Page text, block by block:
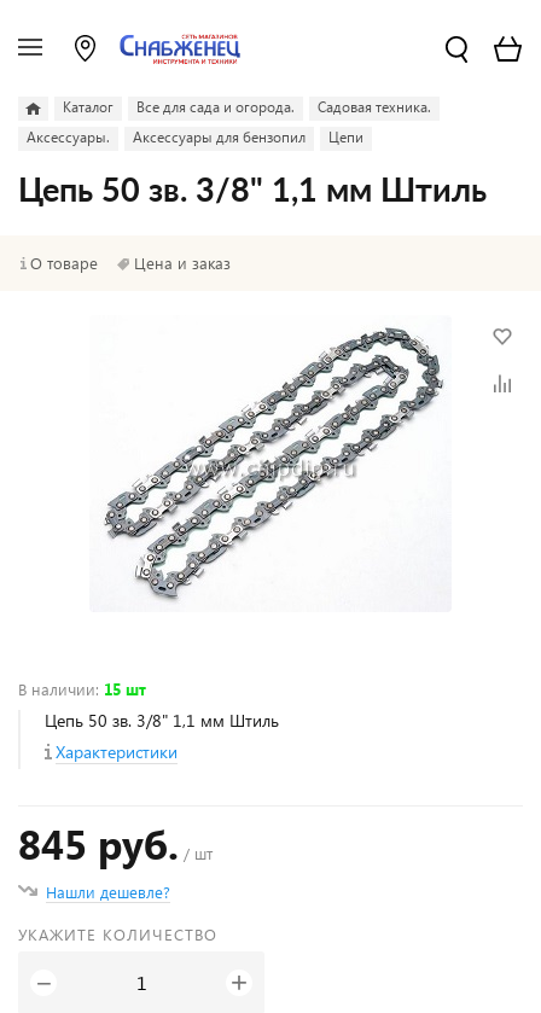
Каталог Все для сада и огорода.
Садовая техника.
Аксессуары.
Аксессуары для бензопил Цепи
Цепь 50 зв. 3/8" 1,1 мм Штиль
О товаре Цена и заказ
В наличии: 15 шт
Цепь 50 зв. 3/8" 1,1 мм Штиль
Характеристики
845 руб. / шт
Нашли дешевле?
УКАЖИТЕ КОЛИЧЕСТВО
− +